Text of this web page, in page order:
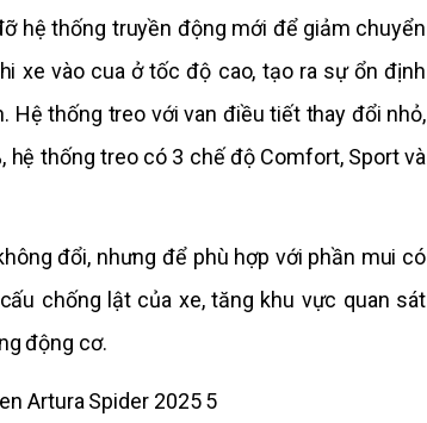
hệ thống truyền động mới để giảm chuyển
xe vào cua ở tốc độ cao, tạo ra sự ổn định
Hệ thống treo với van điều tiết thay đổi nhỏ,
hệ thống treo có 3 chế độ Comfort, Sport và
đổi, nhưng để phù hợp với phần mui có
chống lật của xe, tăng khu vực quan sát
động cơ.